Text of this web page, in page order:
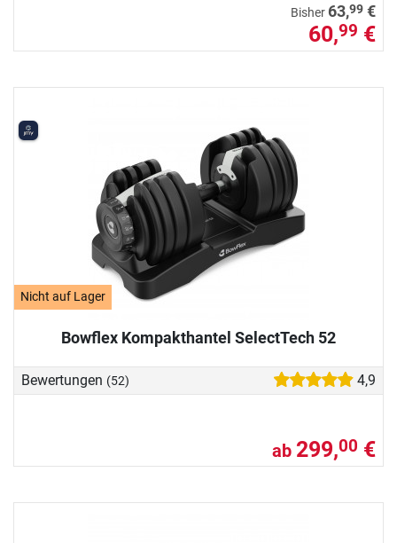
Bisher 63,99 €
60,99 €
Nicht auf Lager
Bowflex Kompakthantel SelectTech 52
Bewertungen (52) 4,9
ab 299,00 €